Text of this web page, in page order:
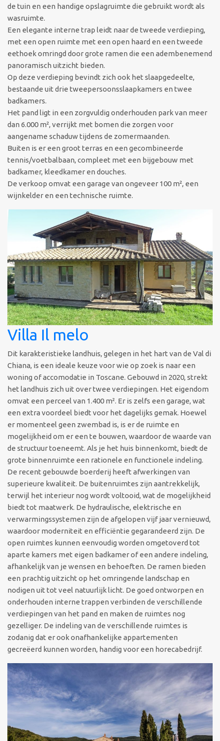
de tuin en een handige opslagruimte die gebruikt wordt als
wasruimte.
Een elegante interne trap leidt naar de tweede verdieping,
met een open ruimte met een open haard en een tweede
eethoek omringd door grote ramen die een adembenemend
panoramisch uitzicht bieden.
Op deze verdieping bevindt zich ook het slaapgedeelte,
bestaande uit drie tweepersoonsslaapkamers en twee
badkamers.
Het pand ligt in een zorgvuldig onderhouden park van meer
dan 6.000 m², verrijkt met bomen die zorgen voor
aangename schaduw tijdens de zomermaanden.
Buiten is er een groot terras en een gecombineerde
tennis/voetbalbaan, compleet met een bijgebouw met
badkamer, kleedkamer en douches.
De verkoop omvat een garage van ongeveer 100 m², een
wijnkelder en een technische ruimte.
Villa Il melo
Dit karakteristieke landhuis, gelegen in het hart van de Val di
Chiana, is een ideale keuze voor wie op zoek is naar een
woning of accomodatie in Toscane. Gebouwd in 2020, strekt
het landhuis zich uit over twee verdiepingen. Het eigendom
omvat een perceel van 1.400 m². Er is zelfs een garage, wat
een extra voordeel biedt voor het dagelijks gemak. Hoewel
er momenteel geen zwembad is, is er de ruimte en
mogelijkheid om er een te bouwen, waardoor de waarde van
de structuur toeneemt. Als je het huis binnenkomt, biedt de
grote binnenruimte een rationele en functionele indeling.
De recent gebouwde boerderij heeft afwerkingen van
superieure kwaliteit. De buitenruimtes zijn aantrekkelijk,
terwijl het interieur nog wordt voltooid, wat de mogelijkheid
biedt tot maatwerk. De hydraulische, elektrische en
verwarmingssystemen zijn de afgelopen vijf jaar vernieuwd,
waardoor moderniteit en efficiëntie gegarandeerd zijn. De
open ruimtes kunnen eenvoudig worden omgetoverd tot
aparte kamers met eigen badkamer of een andere indeling,
afhankelijk van je wensen en behoeften. De ramen bieden
een prachtig uitzicht op het omringende landschap en
nodigen uit tot veel natuurlijk licht. De goed ontworpen en
onderhouden interne trappen verbinden de verschillende
verdiepingen van het pand en maken de ruimtes nog
gezelliger. De indeling van de verschillende ruimtes is
zodanig dat er ook onafhankelijke appartementen
gecreëerd kunnen worden, handig voor een horecabedrijf.